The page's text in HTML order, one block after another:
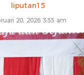
liputan15
20, 2026 3:55 am